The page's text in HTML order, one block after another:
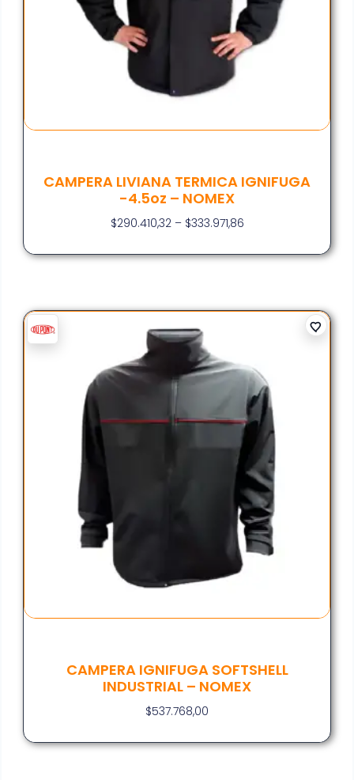
CAMPERA LIVIANA TERMICA IGNIFUGA
-4.5oz – NOMEX
$290.410,32 – $333.971,86
CAMPERA IGNIFUGA SOFTSHELL
INDUSTRIAL – NOMEX
$537.768,00